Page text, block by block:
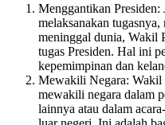
Menggantikan Presiden:
melaksanakan
meninggal dunia, Wakil
tugas Presiden. Hal ini
kepemimpinan dan
Mewakili Negara: Wakil
mewakili negara dalam
lainnya atau dalam